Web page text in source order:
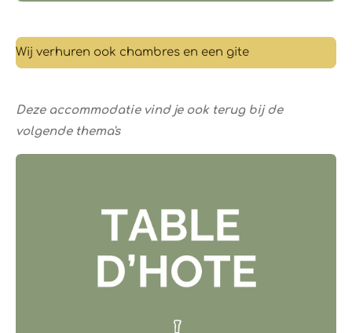
Wij verhuren ook chambres en een gite
Deze accommodatie vind je ook terug bij de
volgende thema's